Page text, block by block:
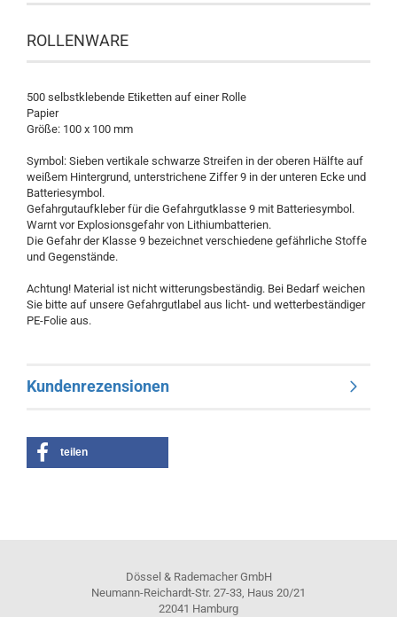
​ROLLENWARE
500 selbstklebende Etiketten auf einer Rolle
Papier
Größe: 100 x 100 mm
Symbol: Sieben vertikale schwarze Streifen in der oberen Hälfte auf
weißem Hintergrund, unterstrichene Ziffer 9 in der unteren Ecke und
Batteriesymbol.
Gefahrgutaufkleber für die Gefahrgutklasse 9 mit Batteriesymbol.
Warnt vor Explosionsgefahr von Lithiumbatterien.
Die Gefahr der Klasse 9 bezeichnet verschiedene gefährliche Stoffe
und Gegenstände.
Achtung! Material ist nicht witterungsbeständig. Bei Bedarf weichen
Sie bitte auf unsere Gefahrgutlabel aus licht- und wetterbeständiger
PE-Folie aus.
Kundenrezensionen
teilen
Dössel & Rademacher GmbH
Neumann-Reichardt-Str. 27-33, Haus 20/21
22041 Hamburg